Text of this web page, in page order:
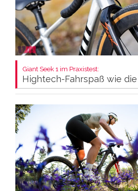
Giant Seek 1 im Praxistest:
Hightech-Fahrspaß wie